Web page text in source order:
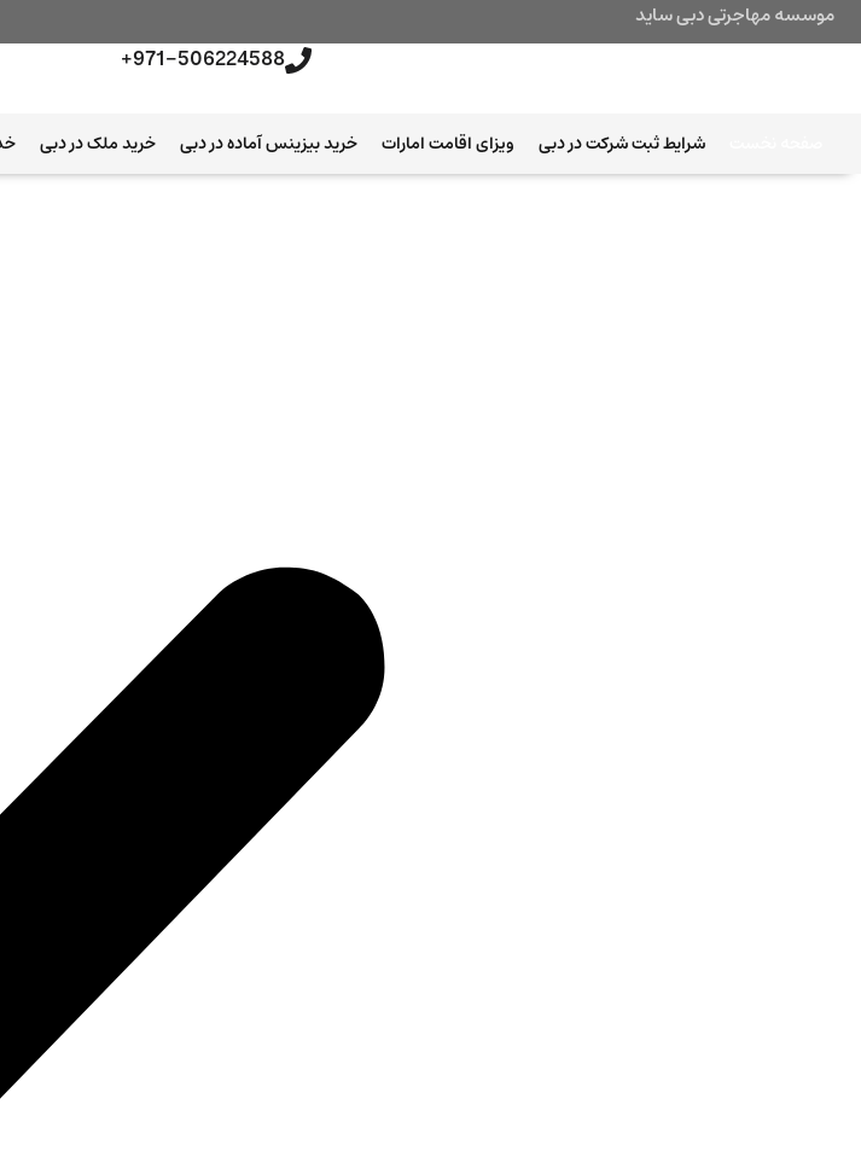
موسسه مهاجرتی دبی ساید
971-506224588+
شرایط ثبت شرکت در دبی ویزای اقامت امارات خرید بیزینس آماده در دبی خرید ملک در دبی